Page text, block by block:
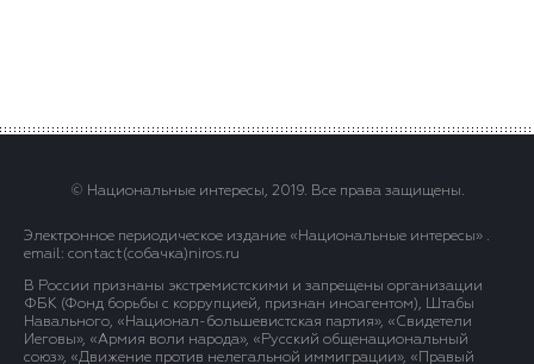
© Национальные интересы, 2019. Все права защищены.
Электронное периодическое издание «Национальные интересы» .
email: contact(сoбaчка)niros.ru
В России признаны экстремистскими и запрещены организации
ФБК (Фонд борьбы с коррупцией, признан иноагентом), Штабы
Навального, «Национал-большевистская партия», «Свидетели
Иеговы», «Армия воли народа», «Русский общенациональный
союз», «Движение против нелегальной иммиграции», «Правый